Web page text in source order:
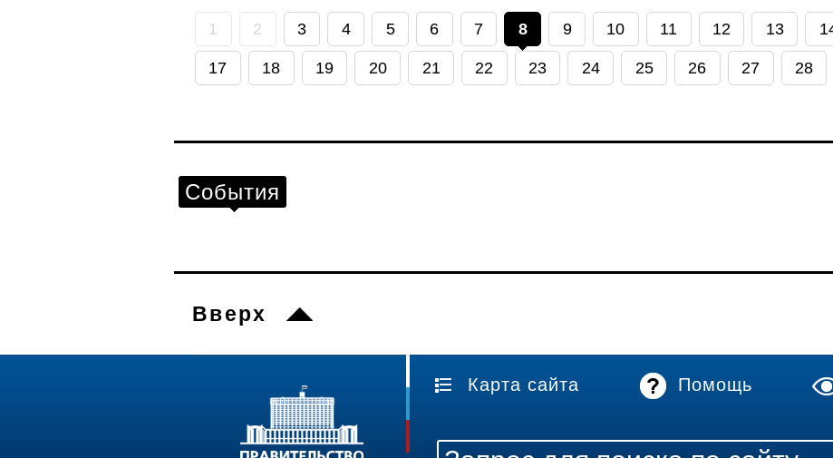
1 2 3 4 5 6 7 8 9 10 11 12 13
17 18 19 20 21 22 23 24 25 26 27 28
События
Вверх
Карта сайта Помощь